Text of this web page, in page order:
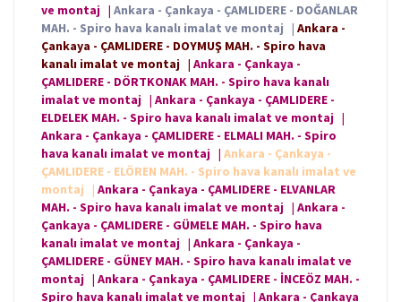
ve montaj | Ankara - Çankaya - ÇAMLIDERE - DOĞANLAR
MAH. - Spiro hava kanalı imalat ve montaj | Ankara -
Çankaya - ÇAMLIDERE - DOYMUŞ MAH. - Spiro hava
kanalı imalat ve montaj | Ankara - Çankaya -
ÇAMLIDERE - DÖRTKONAK MAH. - Spiro hava kanalı
imalat ve montaj | Ankara - Çankaya - ÇAMLIDERE -
ELDELEK MAH. - Spiro hava kanalı imalat ve montaj |
Ankara - Çankaya - ÇAMLIDERE - ELMALI MAH. - Spiro
hava kanalı imalat ve montaj | Ankara - Çankaya -
ÇAMLIDERE - ELÖREN MAH. - Spiro hava kanalı imalat ve
montaj
| Ankara - Çankaya - ÇAMLIDERE - ELVANLAR
MAH. - Spiro hava kanalı imalat ve montaj | Ankara -
Çankaya - ÇAMLIDERE - GÜMELE MAH. - Spiro hava
kanalı imalat ve montaj | Ankara - Çankaya -
ÇAMLIDERE - GÜNEY MAH. - Spiro hava kanalı imalat ve
montaj | Ankara - Çankaya - ÇAMLIDERE - İNCEÖZ MAH. -
Spiro hava kanalı imalat ve montaj | Ankara - Çankaya